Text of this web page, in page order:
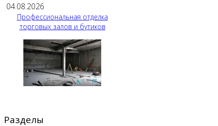
04.08.2026
Профессиональная отделка
торговых залов и бутиков
Разделы